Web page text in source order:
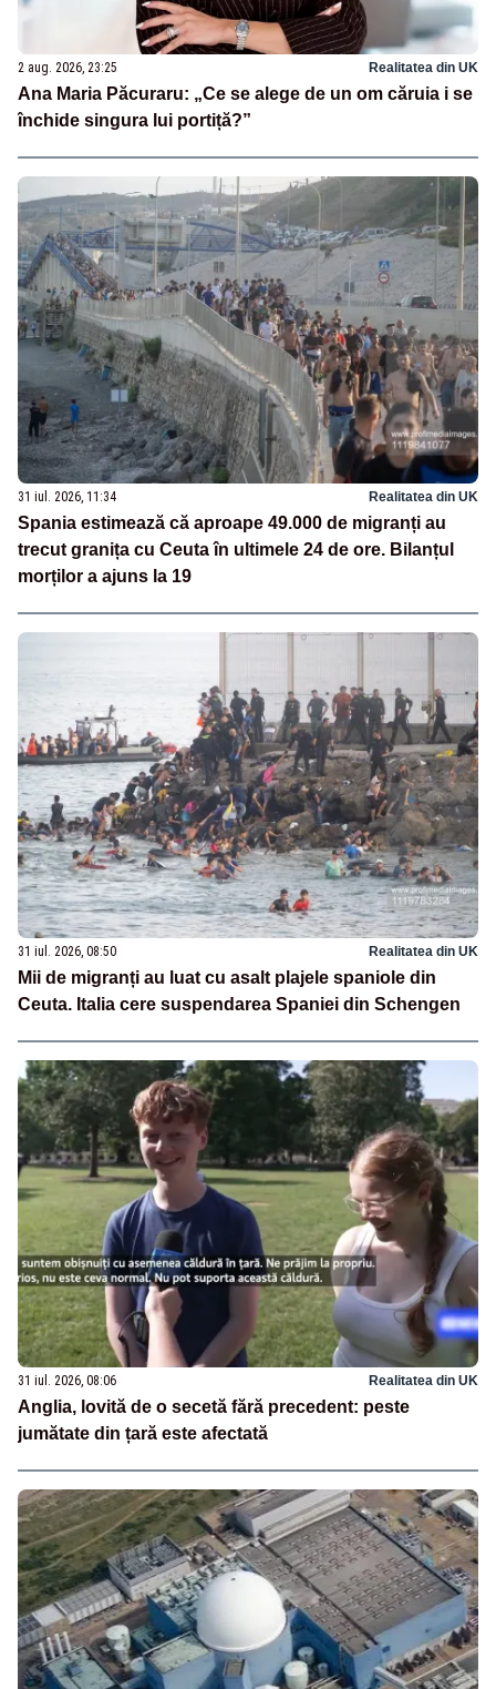
2 aug. 2026, 23:25 Realitatea din UK
Ana Maria Păcuraru: „Ce se alege de un om căruia i se
închide singura lui portiță?”
31 iul. 2026, 11:34 Realitatea din UK
Spania estimează că aproape 49.000 de migranți au
trecut granița cu Ceuta în ultimele 24 de ore. Bilanțul
morților a ajuns la 19
31 iul. 2026, 08:50 Realitatea din UK
Mii de migranți au luat cu asalt plajele spaniole din
Ceuta. Italia cere suspendarea Spaniei din Schengen
31 iul. 2026, 08:06 Realitatea din UK
Anglia, lovită de o secetă fără precedent: peste
jumătate din țară este afectată